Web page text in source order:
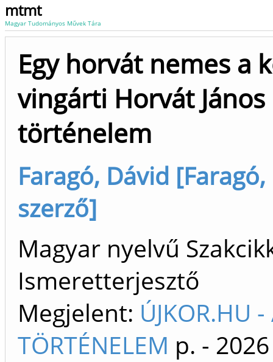
mtmt
Magyar Tudományos Művek Tára
Egy horvát nemes a
vingárti Horvát
történelem
Faragó, Dávid
szerző]
Magyar nyelvű
Ismeretterjesztő
Megjelent: ÚJKOR.HU
TÖRTÉNELEM p. - 2026